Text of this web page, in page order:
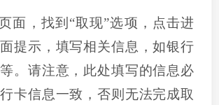
面，找到 “取现”选项，点击进
提示，填写相关信息，如银行
。请注意，此处填写的信息必
卡信息一致，否则无法完成取